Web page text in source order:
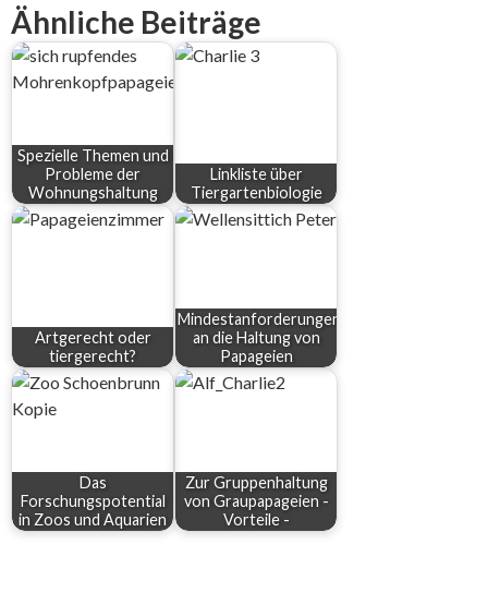
Ähnliche Beiträge
Spezielle Themen und
Probleme der
Wohnungshaltung
Linkliste über
Tiergartenbiologie
Artgerecht oder
tiergerecht?
Mindestanforderungen
an die Haltung von
Papageien
Das
Forschungspotential
in Zoos und Aquarien
Zur Gruppenhaltung
von Graupapageien -
Vorteile -